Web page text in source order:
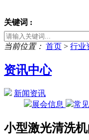
关键词 :
当前位置： 首页 > 行业
资讯中心
新闻资讯
展会信息
常
小型激光清洗